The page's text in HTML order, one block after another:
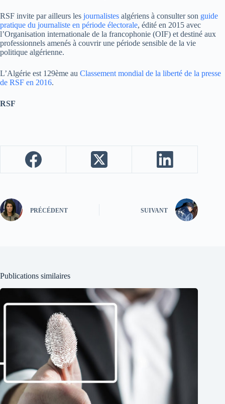
RSF invite par ailleurs les journalistes algériens à consulter son guide
pratique du journaliste en période électorale, édité en 2015 avec
l’Organisation internationale de la francophonie (OIF) et destiné aux
professionnels amenés à couvrir une période sensible de la vie
politique algérienne.
L’Algérie est 129ème au Classement mondial de la liberté de la presse
de RSF en 2016.
RSF
PRÉCÉDENT SUIVANT
Publications similaires